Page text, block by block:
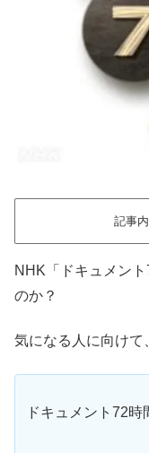
記事
NHK「ドキュメン
のか？
気になる人に向けて
ドキュメント72